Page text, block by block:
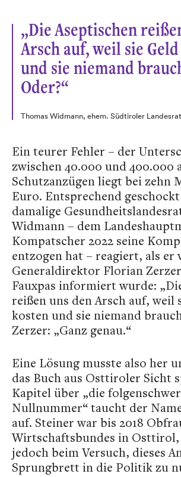
„Die Aseptischen
Arsch auf, weil sie
und sie niemand
Oder?“
Thomas Widmann, ehem. Südtiroler Landesrat
Ein teurer Fehler – der
zwischen 40.000 und 400.000
Schutzanzügen liegt bei zehn
Euro. Entsprechend
damalige
Widmann – dem
Kompatscher 2022 seine
entzogen hat – reagiert, als er
Generaldirektor Florian
Fauxpas informiert wurde:
reißen uns den Arsch auf, weil
kosten und sie niemand
Zerzer: „Ganz genau.“
Eine Lösung musste also her
das Buch aus Osttiroler Sicht
Kapitel über „die
Nullnummer“ taucht der
auf. Steiner war bis 2018
Wirtschaftsbundes in
jedoch beim Versuch, dieses
Sprungbrett in die Politik zu